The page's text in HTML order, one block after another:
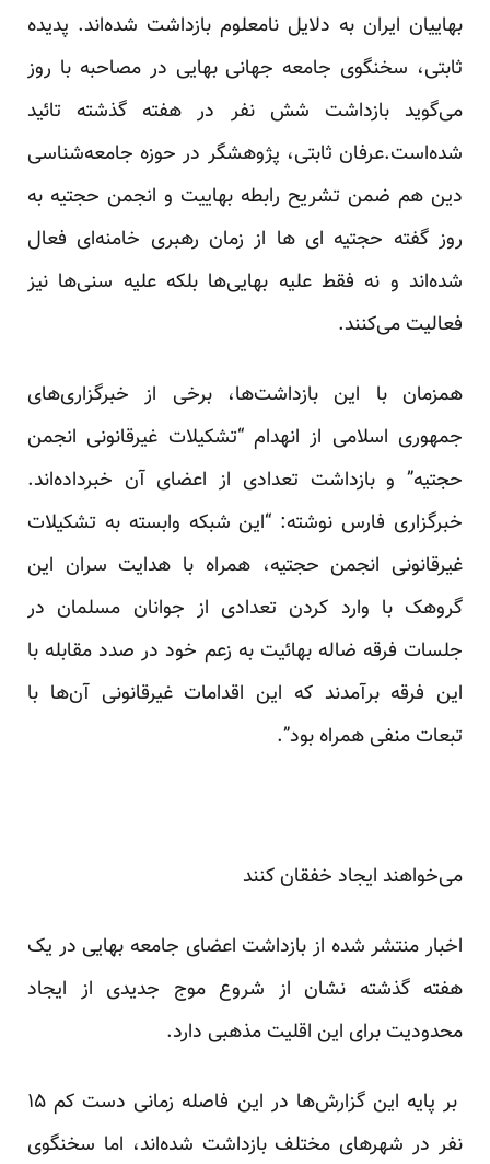
بهاییان ایران به دلایل نامعلوم بازداشت شده‌اند. پدیده
ثابتی، سخنگوی جامعه جهانی بهایی در مصاحبه با روز
می‌گوید بازداشت شش نفر در هفته گذشته تائید
شده‌است.عرفان ثابتی، پژوهشگر در حوزه جامعه‌شناسی
دین هم ضمن تشریح رابطه بهاییت و انجمن حجتیه به
روز گفته حجتیه ای ها از زمان رهبری خامنه‌ای فعال
شده‌اند و نه فقط علیه بهایی‌ها بلکه علیه سنی‌ها نیز
فعالیت می‌کنند.
همزمان با این بازداشت‌ها، برخی از خبرگزاری‌های
جمهوری اسلامی از انهدام “تشکیلات غیرقانونی انجمن
حجتیه” و بازداشت تعدادی از اعضای آن خبرداده‌اند.
خبرگزاری فارس نوشته: “این شبکه وابسته به تشکیلات
غیرقانونی انجمن حجتیه، همراه با هدایت سران این
گروهک با وارد کردن تعدادی از جوانان مسلمان در
جلسات فرقه‌ ضاله بهائیت به زعم خود در صدد مقابله با
این فرقه برآمدند که این اقدامات غیرقانونی آن‌ها با
تبعات منفی همراه بود”.
می‌خواهند ایجاد خفقان کنند
اخبار منتشر شده از بازداشت اعضای جامعه بهایی در یک
هفته گذشته نشان از شروع موج جدیدی از ایجاد
محدودیت برای این اقلیت مذهبی دارد.
بر پایه این گزارش‌ها در این فاصله زمانی دست کم ۱۵
نفر در شهرهای مختلف بازداشت شده‌اند، اما سخنگوی